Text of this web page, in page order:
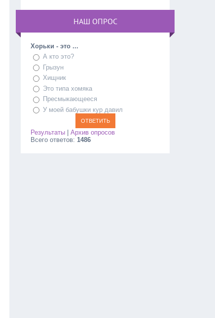
НАШ ОПРОС
Хорьки - это ...
А кто это?
Грызун
Хищник
Это типа хомяка
Пресмыкающееся
У моей бабушки кур давил
Результаты |Архив опросов
Всего ответов:1486